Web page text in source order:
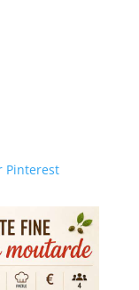
Pinterest